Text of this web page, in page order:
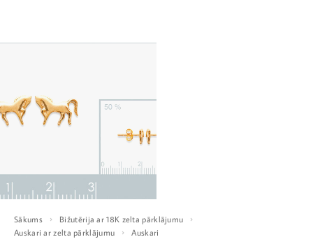
Sākums
Bižutērija ar 18K zelta pārklājumu
Auskari ar zelta pārklājumu
Auskari